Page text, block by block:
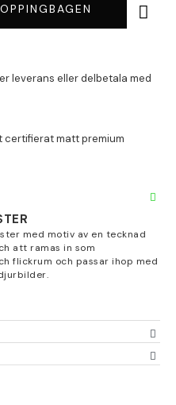
med motiv av en tecknad
att ramas in som
flickrum och passar ihop med